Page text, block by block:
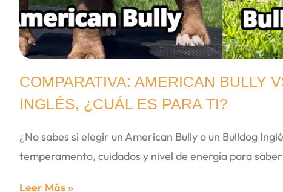
COMPARATIVA: AMERICAN BULLY
INGLÉS, ¿CUÁL ES PARA TI?
¿No sabes si elegir un American Bully o un Bulldog
temperamento, cuidados y nivel de energía para
Leer Más »